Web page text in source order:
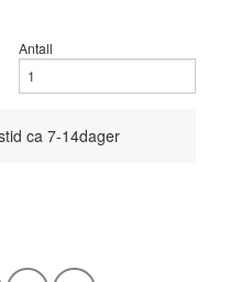
Antall
ca 7-14dager